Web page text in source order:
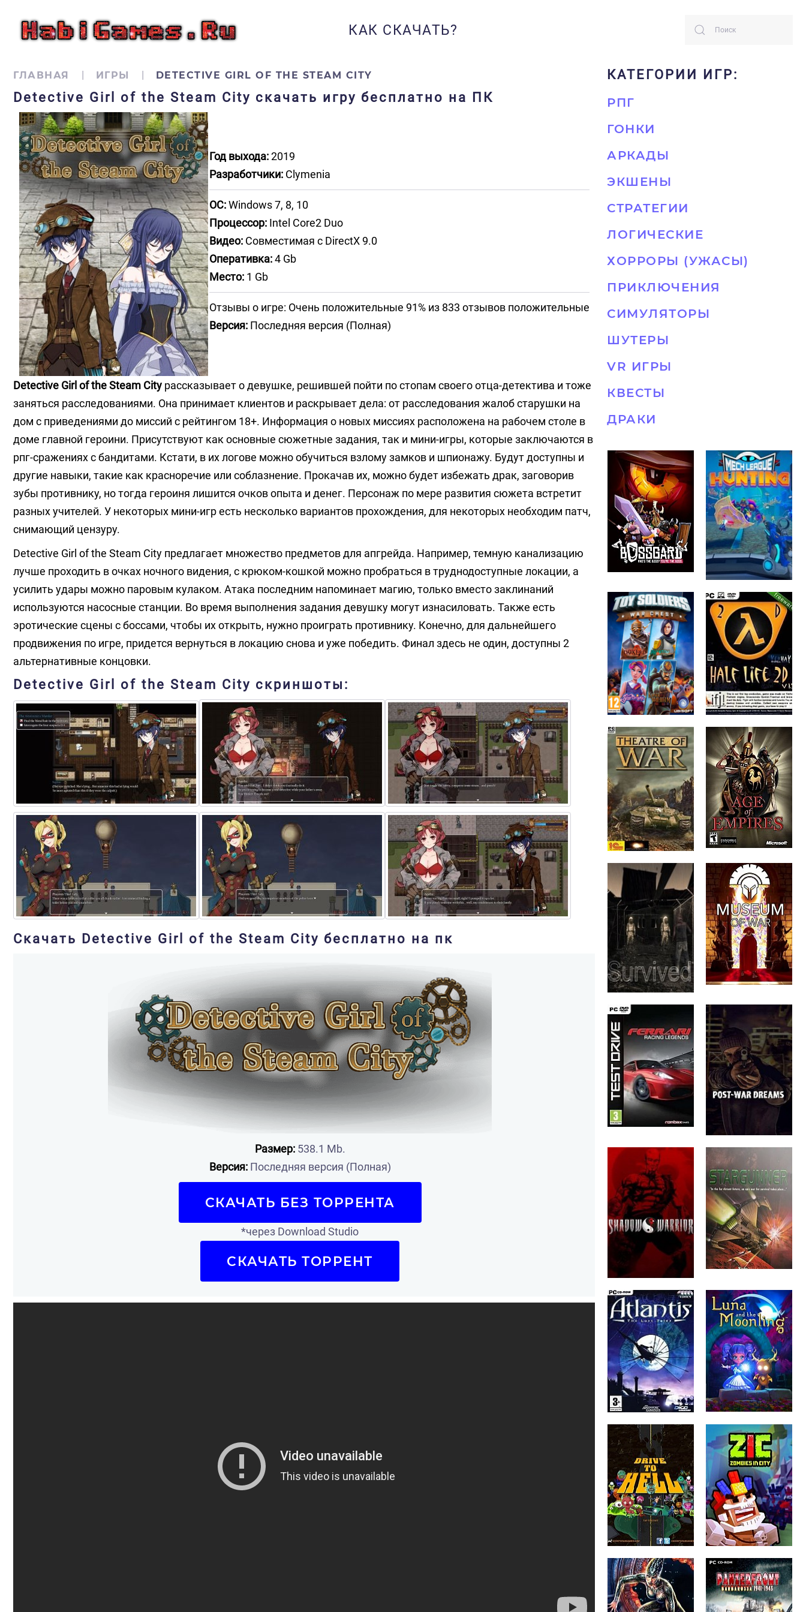
КАК СКАЧАТЬ?
ГЛАВНАЯ ИГРЫ DETECTIVE GIRL OF THE STEAM CITY
Detective Girl of the Steam City скачать игру бесплатно на ПК
Год выхода:2019
Разработчики:Clymenia
ОС:Windows 7, 8, 10
Процессор:Intel Core2 Duo
Видео:Совместимая с DirectX 9.0
Оперативка:4 Gb
Место:1 Gb
Отзывы о игре: Очень положительные 91% из 833 отзывов положительные
Версия:Последняя версия (Полная)
Detective Girl of the Steam City рассказывает о девушке, решившей пойти по стопам своего отца-детектива и тоже
заняться расследованиями. Она принимает клиентов и раскрывает дела: от расследования жалоб старушки на
дом с приведениями до миссий с рейтингом 18+. Информация о новых миссиях расположена на рабочем столе в
доме главной героини. Присутствуют как основные сюжетные задания, так и мини-игры, которые заключаются в
рпг-сражениях с бандитами. Кстати, в их логове можно обучиться взлому замков и шпионажу. Будут доступны и
другие навыки, такие как красноречие или соблазнение. Прокачав их, можно будет избежать драк, заговорив
зубы противнику, но тогда героиня лишится очков опыта и денег. Персонаж по мере развития сюжета встретит
разных учителей. У некоторых мини-игр есть несколько вариантов прохождения, для некоторых необходим патч,
снимающий цензуру.
Detective Girl of the Steam City предлагает множество предметов для апгрейда. Например, темную канализацию
лучше проходить в очках ночного видения, с крюком-кошкой можно пробраться в труднодоступные локации, а
усилить удары можно паровым кулаком. Атака последним напоминает магию, только вместо заклинаний
используются насосные станции. Во время выполнения задания девушку могут изнасиловать. Также есть
эротические сцены с боссами, чтобы их открыть, нужно проиграть противнику. Конечно, для дальнейшего
продвижения по игре, придется вернуться в локацию снова и уже победить. Финал здесь не один, доступны 2
альтернативные концовки.
Detective Girl of the Steam City скриншоты:
Скачать Detective Girl of the Steam City бесплатно на пк
Размер:538.1 Mb.
Версия:Последняя версия (Полная)
СКАЧАТЬ БЕЗ ТОРРЕНТА
*через Download Studio
СКАЧАТЬ ТОРРЕНТ
КАТЕГОРИИ ИГР:
РПГ
ГОНКИ
АРКАДЫ
ЭКШЕНЫ
СТРАТЕГИИ
ЛОГИЧЕСКИЕ
ХОРРОРЫ (УЖАСЫ)
ПРИКЛЮЧЕНИЯ
СИМУЛЯТОРЫ
ШУТЕРЫ
VR ИГРЫ
КВЕСТЫ
ДРАКИ